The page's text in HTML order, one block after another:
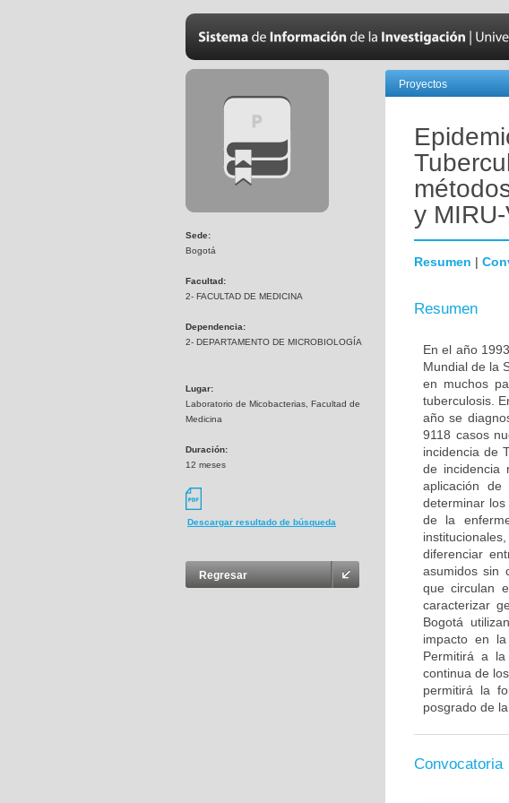
Sede:
Bogotá
Facultad:
2- FACULTAD DE MEDICINA
Dependencia:
2- DEPARTAMENTO DE MICROBIOLOGÍA
Lugar:
Laboratorio de Micobacterias, Facultad de
Medicina
Duración:
12 meses
Descargar resultado de búsqueda
Regresar
Proyectos
y
Resumen |
Resumen
En el año
Mundial de la
en muchos
tuberculosis.
año se
9118 casos
incidencia de
de incidencia
aplicación de
determinar los
de la
diferenciar
asumidos sin
que circulan
caracterizar
Bogotá
impacto en
Permitirá a
continua de
permitirá la
posgrado de
Convocatoria